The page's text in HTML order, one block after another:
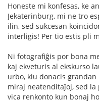
Honeste mi konfesas, ke
Jekaterinburg, mi ne tro
ilin, sed sukcesan
interligis! Per tio estis pli
Ni fotografiĝis por bona
kaj ekveturis al ekskurso
urbo, kiu donacis
miraj neatenditaĵoj, sed
vica renkonto kun bonaj